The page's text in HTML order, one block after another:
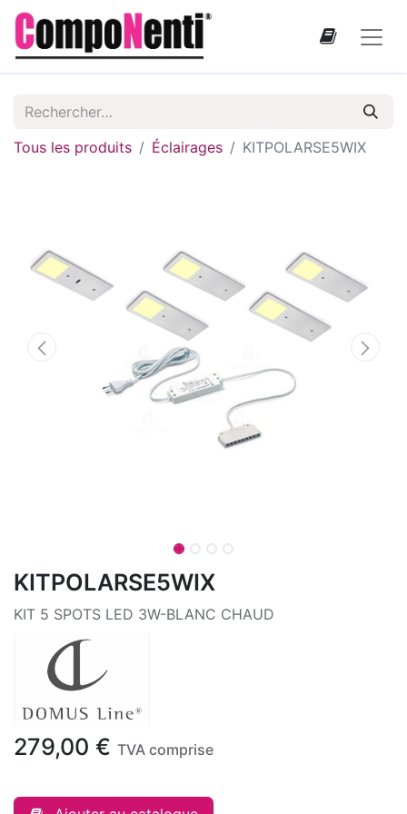
Tous les produits Éclairages KITPOLARSE5WIX
KITPOLARSE5WIX
KIT 5 SPOTS LED 3W-BLANC CHAUD
279,00 € TVA comprise